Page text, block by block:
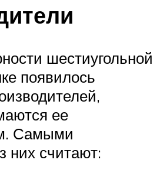
шестиугольной
появилось
ее
Самыми
них считают: